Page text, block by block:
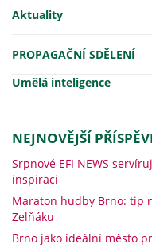
Aktuality
PROPAGAČNÍ SDĚLENÍ
Umělá inteligence
NEJNOVĚJŠÍ
Srpnové EFI NEWS
inspiraci
Maraton hudby Brno: tip
Zelňáku
Brno jako ideální město